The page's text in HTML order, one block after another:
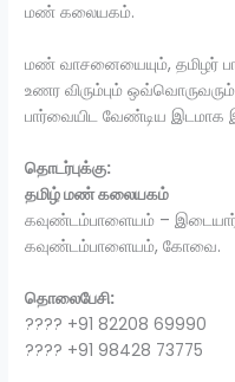
மண் கலையகம்.
மண் வாசனையையும், தமிழர்
உணர விரும்பும்
பார்வையிட வேண்டிய இடமாக
தொடர்புக்கு:
தமிழ் மண் கலையகம்
கவுண்டம்பாளையம் –
கவுண்டம்பாளையம், கோவை.
தொலைபேசி:
???? +91 82208 69990
???? +91 98428 73775